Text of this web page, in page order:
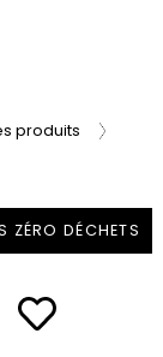
ZÉRO DÉCHETS
produits